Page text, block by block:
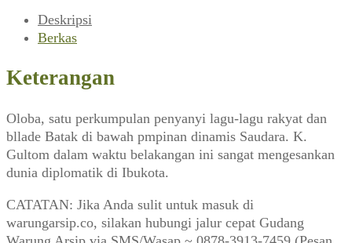
Deskripsi
Berkas
Keterangan
Oloba, satu perkumpulan penyanyi lagu-lagu rakyat dan
bllade Batak di bawah pmpinan dinamis Saudara. K.
Gultom dalam waktu belakangan ini sangat mengesankan
dunia diplomatik di Ibukota.
CATATAN: Jika Anda sulit untuk masuk di
warungarsip.co, silakan hubungi jalur cepat Gudang